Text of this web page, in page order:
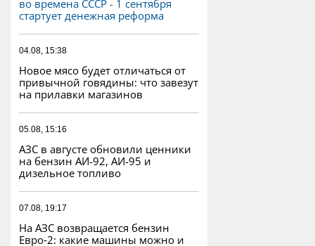
во времена СССР - 1 сентября
стартует денежная реформа
04.08, 15:38
Новое мясо будет отличаться от
привычной говядины: что завезут
на прилавки магазинов
05.08, 15:16
АЗС в августе обновили ценники
на бензин АИ-92, АИ-95 и
дизельное топливо
07.08, 19:17
На АЗС возвращается бензин
Евро‑2: какие машины можно и